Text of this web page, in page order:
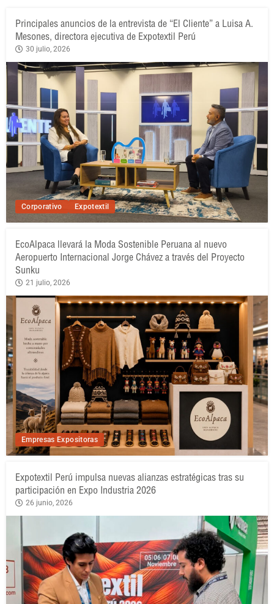
Corporativo Expotextil
Principales anuncios de la entrevista de “El Cliente” a Luisa A.
Mesones, directora ejecutiva de Expotextil Perú
30 julio, 2026
Empresas Expositoras
EcoAlpaca llevará la Moda Sostenible Peruana al nuevo
Aeropuerto Internacional Jorge Chávez a través del Proyecto
Sunku
21 julio, 2026
Expotextil Perú impulsa nuevas alianzas estratégicas tras su
participación en Expo Industria 2026
26 junio, 2026